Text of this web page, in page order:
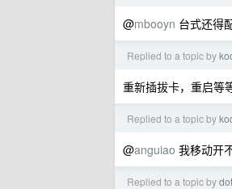
@mbooyn 台式还得
Replied to a topic by
重新插拔卡，重启等
Replied to a topic by
@anguiao 我移动开
Replied to a topic by